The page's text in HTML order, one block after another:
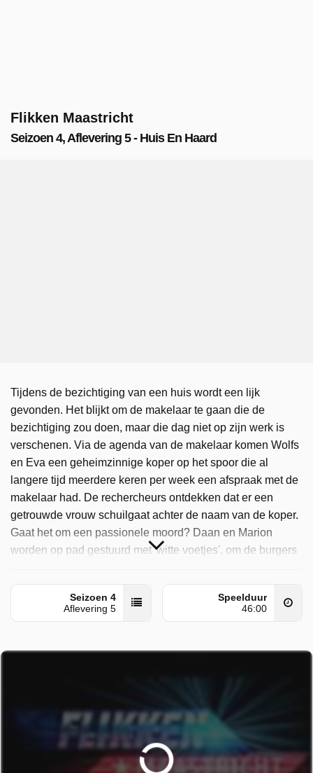
Flikken Maastricht
Seizoen 4, Aflevering 5 - Huis En Haard
Tijdens de bezichtiging van een huis wordt een lijk
gevonden. Het blijkt om de makelaar te gaan die de
bezichtiging zou doen, maar die dag niet op zijn werk is
verschenen. Via de agenda van de makelaar komen Wolfs
en Eva een geheimzinnige koper op het spoor die al
langere tijd meerdere keren per week een afspraak met de
makelaar had. De rechercheurs ontdekken dat er een
getrouwde vrouw schuilgaat achter de naam van de koper.
Gaat het om een passionele moord? Daan en Marion
worden op pad gestuurd met 'witte voetjes', om de burgers
het inbrekers gemakkelijk maken. Maar dat pakt heel
anders uit dan ze verwachtten.
mei 2026 om 15:26 uur.
Seizoen 4
Aflevering 5
Speelduur
46:00